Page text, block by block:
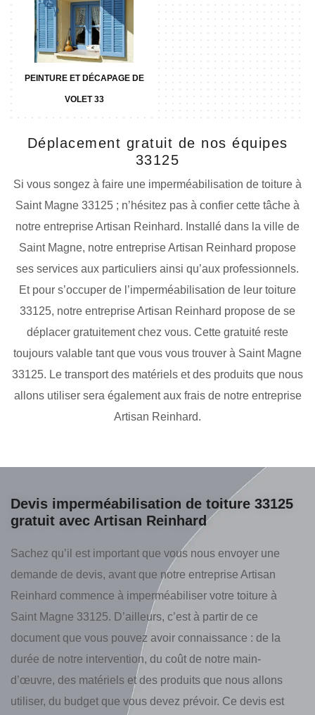
PEINTURE ET DÉCAPAGE DE
VOLET 33
Déplacement gratuit de nos équipes
33125
Si vous songez à faire une imperméabilisation de toiture à
Saint Magne 33125 ; n’hésitez pas à confier cette tâche à
notre entreprise Artisan Reinhard. Installé dans la ville de
Saint Magne, notre entreprise Artisan Reinhard propose
ses services aux particuliers ainsi qu’aux professionnels.
Et pour s’occuper de l’imperméabilisation de leur toiture
33125, notre entreprise Artisan Reinhard propose de se
déplacer gratuitement chez vous. Cette gratuité reste
toujours valable tant que vous vous trouver à Saint Magne
33125. Le transport des matériels et des produits que nous
allons utiliser sera également aux frais de notre entreprise
Artisan Reinhard.
Devis imperméabilisation de toiture 33125
gratuit avec Artisan Reinhard
Sachez qu’il est important que vous nous envoyer une
demande de devis, avant que notre entreprise Artisan
Reinhard commence à imperméabiliser votre toiture à
Saint Magne 33125. D’ailleurs, c’est à partir de ce
document que vous pouvez avoir connaissance : de la
durée de notre intervention, du coût de notre main-
d’œuvre, des matériels et des produits que nous allons
utiliser, du budget que vous devez prévoir. Ce devis est